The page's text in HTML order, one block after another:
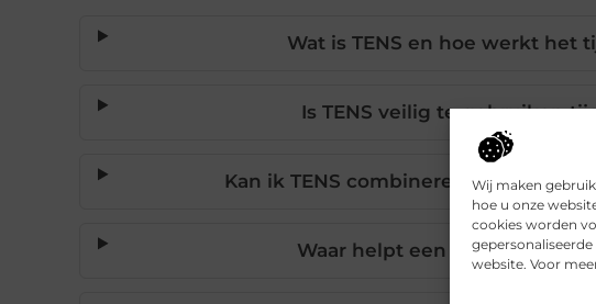
Wij maken
hoe u onze
cookies worden
website. Voor
Wat is TENS en hoe werkt het
Is TENS veilig te gebruiken
Kan ik TENS combineren met
Waar helpt een geboorte